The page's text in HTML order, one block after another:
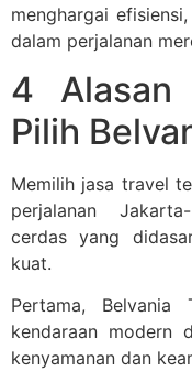
menghargai
dalam perjalanan
4 Alasan
Pilih
Memilih jasa travel
perjalanan
cerdas yang
kuat.
Pertama, Belvania
kendaraan modern
kenyamanan dan